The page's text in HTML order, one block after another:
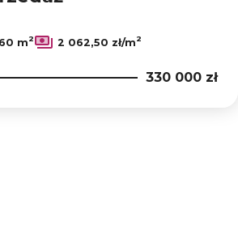
m2 2 062,50 zł/m2
330 000 zł